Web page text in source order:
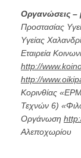
Οργανώσεις
Προστασίας
Υγείας
Εταιρεία
http://
http://
Κορινθίας
Τεχνών 6)
Οργάνωση
Αλεποχωρίου